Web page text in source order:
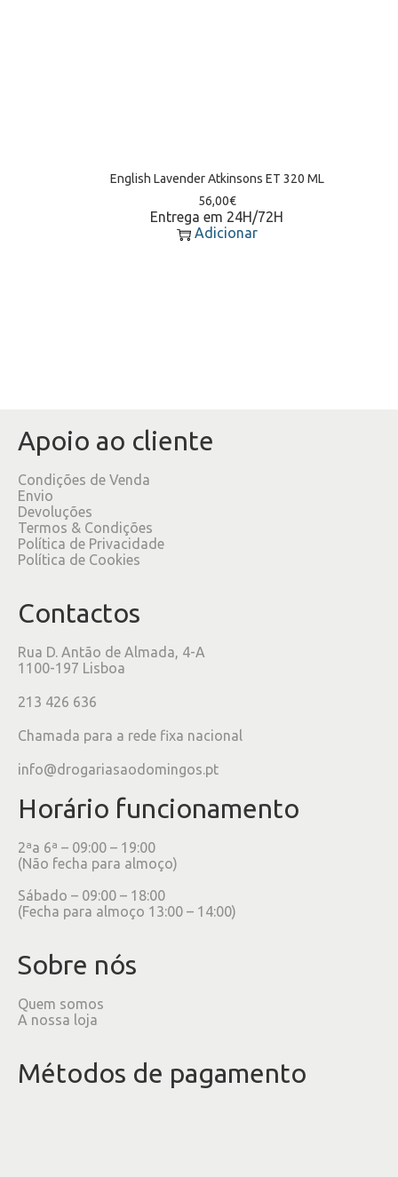
English Lavender Atkinsons ET 320 ML
56,00€
Entrega em 24H/72H
Adicionar
Apoio ao cliente
Condições de Venda
Envio
Devoluções
Termos & Condições
Política de Privacidade
Política de Cookies
Contactos
Rua D. Antão de Almada, 4-A
1100-197 Lisboa
213 426 636
Chamada para a rede fixa nacional
info@drogariasaodomingos.pt
Horário funcionamento
2ªa 6ª – 09:00 – 19:00
(Não fecha para almoço)
Sábado – 09:00 – 18:00
(Fecha para almoço 13:00 – 14:00)
Sobre nós
Quem somos
A nossa loja
Métodos de pagamento